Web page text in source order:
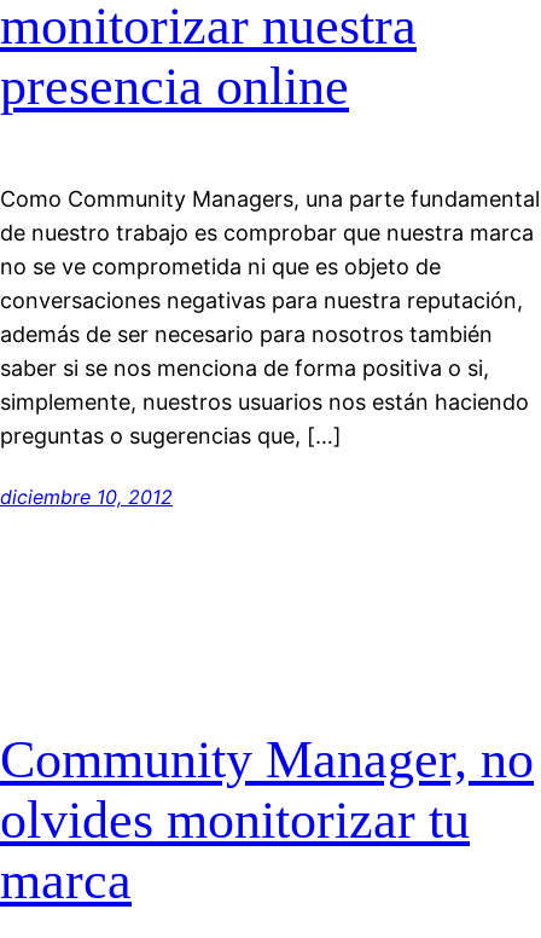
monitorizar nuestra
presencia online
Como Community Managers, una parte fundamental
de nuestro trabajo es comprobar que nuestra marca
no se ve comprometida ni que es objeto de
conversaciones negativas para nuestra reputación,
además de ser necesario para nosotros también
saber si se nos menciona de forma positiva o si,
simplemente, nuestros usuarios nos están haciendo
preguntas o sugerencias que, […]
diciembre 10, 2012
Community Manager, no
olvides monitorizar tu
marca